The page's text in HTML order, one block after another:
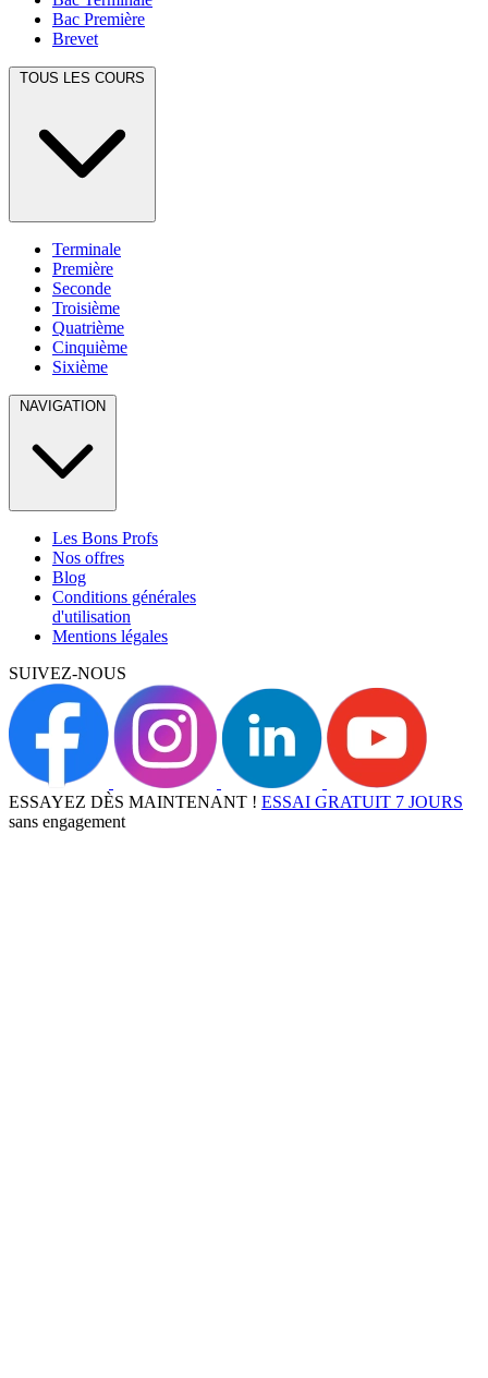
Bac Première
Brevet
TOUS LES COURS
Terminale
Première
Seconde
Troisième
Quatrième
Cinquième
Sixième
NAVIGATION
Les Bons Profs
Nos offres
Blog
Conditions générales
d'utilisation
Mentions légales
SUIVEZ-NOUS
ESSAYEZ DÈS MAINTENANT ! ESSAI GRATUIT 7 JOURS
sans engagement